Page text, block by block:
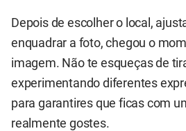
Depois de escolher o local,
enquadrar a foto, chegou o
imagem. Não te esqueças de
experimentando diferentes
para garantires que ficas com
realmente gostes.